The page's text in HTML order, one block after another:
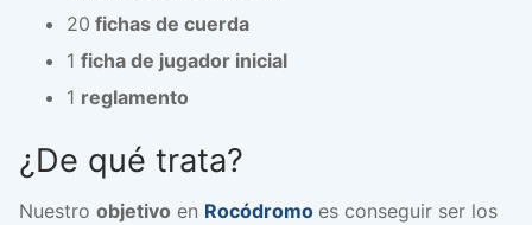
20 fichas de cuerda
1 ficha de jugador inicial
1 reglamento
¿De qué trata?
Nuestro objetivo en Rocódromo es conseguir ser los